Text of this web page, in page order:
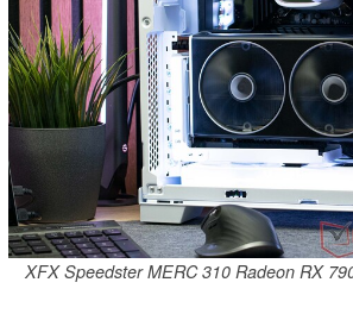
XFX Speedster MERC 310 Radeon RX